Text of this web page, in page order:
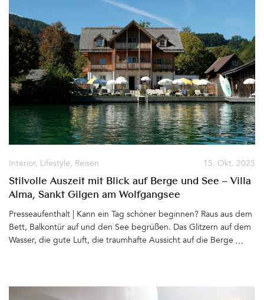
15. Okt. 2025
Interior, Lifestyle, Reisen
Stilvolle Auszeit mit Blick auf Berge und See – Villa
Alma, Sankt Gilgen am Wolfgangsee
Presseaufenthalt | Kann ein Tag schöner beginnen? Raus aus dem
Bett, Balkontür auf und den See begrüßen. Das Glitzern auf dem
Wasser, die gute Luft, die traumhafte Aussicht auf die Berge
wir gerne daran und die entspannten Tage in dieser feinen und